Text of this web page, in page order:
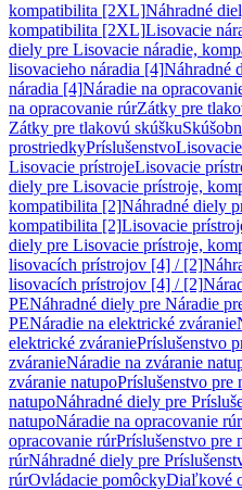
kompatibilita [2XL]Náhradné
kompatibilita [2XL]Lisovacie
diely pre Lisovacie náradie,
lisovacieho náradia [4]Náhradné
náradia [4]Náradie na
na opracovanie rúrZátky pre
Zátky pre tlakovú skúšku
prostriedkyPríslušenstvo
Lisovacie prístrojeLisovacie
diely pre Lisovacie prístroje,
kompatibilita [2]Náhradné diely
kompatibilita [2]Lisovacie
diely pre Lisovacie prístroje,
lisovacích prístrojov [4] / [2]
lisovacích prístrojov [4] / [2]
PENáhradné diely pre Náradie
PENáradie na elektrické zváranie
elektrické zváraniePríslušenstvo
zváranieNáradie na zváranie
zváranie natupoPríslušenstvo pre
natupoNáhradné diely pre
natupoNáradie na opracovanie rúr
opracovanie rúrPríslušenstvo pre
rúrNáhradné diely pre
rúrOvládacie pomôckyDiaľkové